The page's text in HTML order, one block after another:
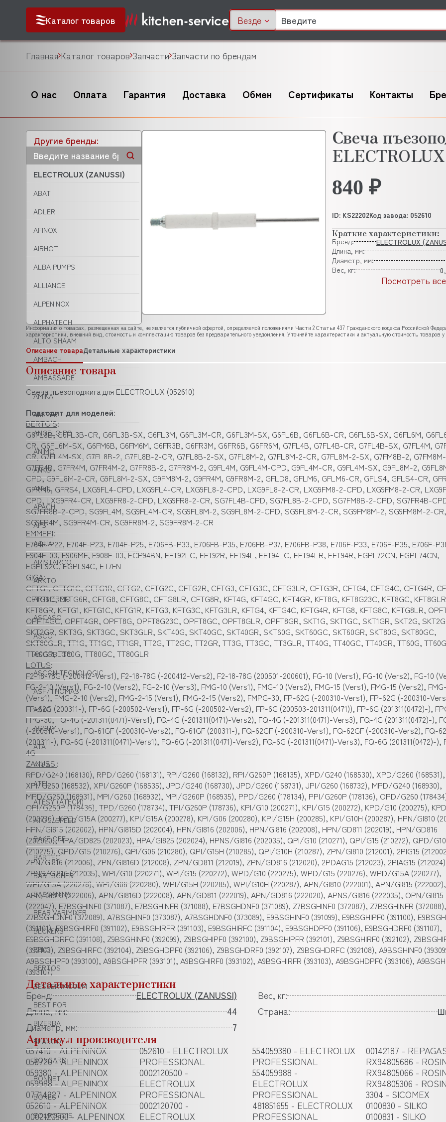
Каталог товаров Везде
Главная Каталог товаров Запчасти Запчасти по брендам
О нас Оплата Гарантия Доставка Обмен Сертификаты Контакты
Другие бренды:
ELECTROLUX (ZANUSSI)
ABAT
ADLER
AFINOX
AIRHOT
ALBA PUMPS
ALLIANCE
ALPENINOX
ALPHATECH
ALTO SHAAM
AMBACH
AMBASSADE
AMIKA
AMITEK
ANGELO PO
ANIMO
ANKO
ANVIL
APACH
APS
AQUA
ARISTARCO
ARKTO
ARTHERMO
ASCASO
ASCO
ASCOBLOC
ASCON TECNOLOGIC
ASF/THOMAS
ASKO
ASSUM
ATA
ATEA
ATEL
ATESY (АТЕСИ)
ATOLLSPEED
BAKE OFF
BARTEC
BARTSCHER
BASSANINA
BEAR VARIMIXER
BECKERS
BEKO
BERTOS
BESSERVACUUM
BEST FOR
BIZERBA
BLANCO
BONGARD
BONNET
BORES
BOURGEOIS
Свеча
840 ₽
ID: KS22202Код завода: 052610
Краткие характеристики:
Бренд:
ELECTROLUX
Длина, мм:
Диаметр, мм:
Вес, кг:
Посмотреть все
Информация о товарах, размещенная на сайте, не является публичной офертой, определяемой положениями Части 2 Статьи 437 Гражданского кодекса Российской
характеристики, внешний вид, стоимость и комплектацию товаров без предварительного уведомления. Уточняйте характеристики и актуальную стоимость товаров
Описание товараДетальные характеристики
Описание товара
Свеча пъезоподжига для ELECTROLUX (052610)
Подходит для моделей:
BERTO'S:
G6FL3B, G6FL3B-CR, G6FL3B-SX, G6FL3M, G6FL3M-CR, G6FL3M-SX, G6FL6B, G6FL6B-CR, G6FL6B-SX, G6FL6M,
CR, G6FL6M-SX, G6FM6B, G6FM6M, G6FR3B, G6FR3M, G6FR6B, G6FR6M, G7FL4B, G7FL4B-CR, G7FL4B-SX, G7FL4M,
CR, G7FL4M-SX, G7FL8B-2, G7FL8B-2-CR, G7FL8B-2-SX, G7FL8M-2, G7FL8M-2-CR, G7FL8M-2-SX, G7FM8B-2,
G7FR4B, G7FR4M, G7FR4M-2, G7FR8B-2, G7FR8M-2, G9FL4M, G9FL4M-CPD, G9FL4M-CR, G9FL4M-SX, G9FL8M-2,
CPD, G9FL8M-2-CR, G9FL8M-2-SX, G9FM8M-2, G9FR4M, G9FR8M-2, GFLD8, GFLM6, GFLM6-CR, GFLS4, GFLS4-CR,
GFRM6, GFRS4, LXG9FL4-CPD, LXG9FL4-CR, LXG9FL8-2-CPD, LXG9FL8-2-CR, LXG9FM8-2-CPD, LXG9FM8-2-CR,
CPD, LXG9FR4-CR, LXG9FR8-2-CPD, LXG9FR8-2-CR, SG7FL4B-CPD, SG7FL8B-2-CPD, SG7FM8B-2-CPD, SG7FR4B-
SG7FR8B-2-CPD, SG9FL4M, SG9FL4M-CR, SG9FL8M-2, SG9FL8M-2-CPD, SG9FL8M-2-CR, SG9FM8M-2, SG9FM8M-2-CR,
SG9FR4M, SG9FR4M-CR, SG9FR8M-2, SG9FR8M-2-CR
EMMEPI:
E704F-P22, E704F-P23, E704F-P25, E706FB-P33, E706FB-P35, E706FB-P37, E706FB-P38, E706F-P33, E706F-P35, E706F-
E904F-03, E906MF, E908F-03, ECP94BN, EFT92LC, EFT92R, EFT94L, EFT94LC, EFT94LR, EFT94R, EGPL72CN, EGPL74CN,
EGPL92C, EGPL94C, ET7FN
GIGA:
CFTG1, CFTG1C, CFTG1R, CFTG2, CFTG2C, CFTG2R, CFTG3, CFTG3C, CFTG3LR, CFTG3R, CFTG4, CFTG4C, CFTG4R,
CFTG6C, CFTG6R, CFTG8, CFTG8C, CFTG8LR, CFTG8R, KFT4G, KFT4GC, KFT4GR, KFT8G, KFT8G23C, KFT8GC,
KFT8GR, KFTG1, KFTG1C, KFTG1R, KFTG3, KFTG3C, KFTG3LR, KFTG4, KFTG4C, KFTG4R, KFTG8, KFTG8C, KFTG8LR,
OPFT4GC, OPFT4GR, OPFT8G, OPFT8G23C, OPFT8GC, OPFT8GLR, OPFT8GR, SKT1G, SKT1GC, SKT1GR, SKT2G,
SKT2GR, SKT3G, SKT3GC, SKT3GLR, SKT40G, SKT40GC, SKT40GR, SKT60G, SKT60GC, SKT60GR, SKT80G, SKT80GC,
SKT80GLR, TT1G, TT1GC, TT1GR, TT2G, TT2GC, TT2GR, TT3G, TT3GC, TT3GLR, TT40G, TT40GC, TT40GR, TT60G,
TT60GR, TT80G, TT80GC, TT80GLR
LOTUS:
F2-18-78G (-200412-Vers1), F2-18-78G (-200412-Vers2), F2-18-78G (200501-200601), FG-10 (Vers1), FG-10 (Vers2), FG-10
FG-2-10 (Vers1), FG-2-10 (Vers2), FG-2-10 (Vers3), FMG-10 (Vers1), FMG-10 (Vers2), FMG-15 (Vers1), FMG-15 (Vers2),
(Vers1), FMG-2-10 (Vers2), FMG-2-15 (Vers1), FMG-2-15 (Vers2), FMPG-30, FP-62G (-200310-Vers1), FP-62G (-200310-
FP-62G (200311-), FP-6G (-200502-Vers1), FP-6G (-200502-Vers2), FP-6G (200503-201311(0471)), FP-6G (201311(0472)-),
FPG-30, FQ-4G (-201311(0471)-Vers1), FQ-4G (-201311(0471)-Vers2), FQ-4G (-201311(0471)-Vers3), FQ-4G (201311(0472)-),
(-200310-Vers1), FQ-61GF (-200310-Vers2), FQ-61GF (200311-), FQ-62GF (-200310-Vers1), FQ-62GF (-200310-Vers2), FQ-
(200311-), FQ-6G (-201311(0471)-Vers1), FQ-6G (-201311(0471)-Vers2), FQ-6G (-201311(0471)-Vers3), FQ-6G (201311(0472)-),
4G
ZANUSSI:
RPD/G240 (168130), RPD/G260 (168131), RPI/G260 (168132), RPI/G260P (168135), XPD/G240 (168530), XPD/G260 (168531),
XPI/G260 (168532), XPI/G260P (168535), JPD/G240 (168730), JPD/G260 (168731), JPI/G260 (168732), MPD/G240 (168930),
MPD/G260 (168931), MPI/G260 (168932), MPI/G260P (168935), PPD/G260 (178134), PPI/G260P (178136), OPD/G260
OPI/G260P (178436), TPD/G260 (178734), TPI/G260P (178736), KPI/G10 (200271), KPI/G15 (200272), KPD/G10 (200275),
(200276), KPD/G15A (200277), KPI/G15A (200278), KPI/G06 (200280), KPI/G15H (200285), KPI/G10H (200287), HPN/GI810
HPN/GI815 (202002), HPN/GI815D (202004), HPN/GI816 (202006), HPN/GI816 (202008), HPN/GD811 (202019), HPN/GD816
(202020), HPA/GD825 (202023), HPA/GI825 (202024), HPNS/GI816 (202035), QPI/G10 (210271), QPI/G15 (210272), QPD/G10
(210275), QPD/G15 (210276), QPI/G06 (210280), QPI/G15H (210285), QPI/G10H (210287), ZPN/GI810 (212001), 2PIG15
ZPN/GI816 (212006), ZPN/GI816D (212008), ZPN/GD811 (212019), ZPN/GD816 (212020), 2PDAG15 (212023), 2PIAG15
ZPNS/GI816 (212035), WPI/G10 (220271), WPI/G15 (220272), WPD/G10 (220275), WPD/G15 (220276), WPD/G15A (220277),
WPI/G15A (220278), WPI/G06 (220280), WPI/G15H (220285), WPI/G10H (220287), APN/GI810 (222001), APN/GI815 (222002),
APN/GI816 (222006), APN/GI816D (222008), APN/GD811 (222019), APN/GD816 (222020), APNS/GI816 (222035), OPN/GI815
(222047), E7BSGHINF0 (371087), E7BSGHINFR (371088), E7BSGHDNF0 (371089), Z7BSGHINF0 (372087), Z7BSGHINFR (372088),
Z7BSGHDNF0 (372089), A7BSGHINF0 (373087), A7BSGHDNF0 (373089), E9BSGHINF0 (391099), E9BSGHIPF0 (391100),
(391101), E9BSGHIRF0 (391102), E9BSGHIRFR (391103), E9BSGHIRFC (391104), E9BSGHDPF0 (391106), E9BSGHDRF0 (391107),
E9BSGHDRFC (391108), Z9BSGHINF0 (392099), Z9BSGHIPF0 (392100), Z9BSGHIPFR (392101), Z9BSGHIRF0 (392102),
(392103), Z9BSGHIRFC (392104), Z9BSGHDPF0 (392106), Z9BSGHDRF0 (392107), Z9BSGHDRFC (392108), A9BSGHINF0
A9BSGHIPF0 (393100), A9BSGHIPFR (393101), A9BSGHIRF0 (393102), A9BSGHIRFR (393103), A9BSGHDPF0 (393106),
(393107)
Детальные характеристики
Бренд: ELECTROLUX (ZANUSSI)
Вес, кг:
Длина, мм:
44 Страна:
Диаметр, мм:
7
Артикул производителя
057410 - ALPENINOX
056720 - ALPENINOX
059380 - ALPENINOX
059988 - ALPENINOX
07714927 - ALPENINOX
052610 - ALPENINOX
0002120500 - ALPENINOX
052610 - ELECTROLUX
PROFESSIONAL
0002120500 -
ELECTROLUX
PROFESSIONAL
0002120700 -
ELECTROLUX
554059380 - ELECTROLUX
PROFESSIONAL
554059988 -
ELECTROLUX
PROFESSIONAL
481851655 - ELECTROLUX
PROFESSIONAL
00142187 -
RX94805686 -
RX94805066 -
RX94805306 -
3304 - SICOMEX
0100830 - SILKO
0100831 - SILKO